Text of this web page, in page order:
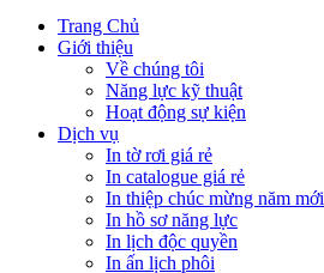
Trang Chủ
Giới thiệu
Về chúng tôi
Năng lực kỹ thuật
Hoạt động sự kiện
Dịch vụ
In tờ rơi giá rẻ
In catalogue giá rẻ
In thiệp chúc mừng năm mới
In hồ sơ năng lực
In lịch độc quyền
In ấn lịch phôi